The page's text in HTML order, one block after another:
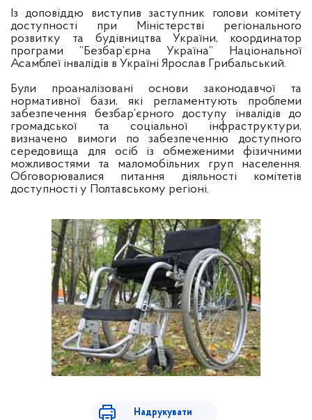
Із доповіддю виступив заступник голови комітету
доступності при Міністерстві регіонального
розвитку та будівництва України, координатор
програми ”Безбар’єрна Україна” Національної
Асамблеї інвалідів в Україні Ярослав Грибальський.
Були проаналізовані основи законодавчої та
нормативної бази, які регламентують проблеми
забезпечення безбар’єрного доступу інвалідів до
громадської та соціальної інфраструктури,
визначено вимоги по забезпеченню доступного
середовища для осіб із обмеженими фізичними
можливостями та маломобільних груп населення.
Обговорювалися питання діяльності комітетів
доступності у Полтавському регіоні.
Надрукувати